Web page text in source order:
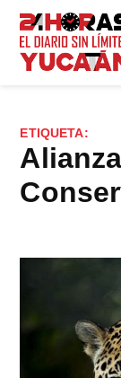
Saltar
contenido
ETIQUETA:
Alianza Nacional por la